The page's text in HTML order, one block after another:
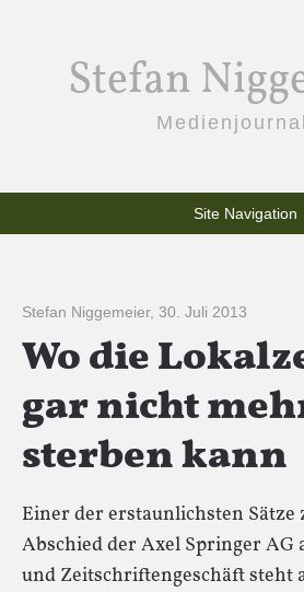
Stefan
Site Navigation
Stefan Niggemeier, 30. Juli 2013
Wo die
gar nicht
sterben kann
Einer der erstaunlichsten Sätze
Abschied der Axel Springer AG
und Zeitschriftengeschäft steht